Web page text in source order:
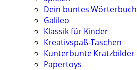
Dein buntes Wörterbuch
Galileo
Klassik für Kinder
Kreativspaß-Taschen
Kunterbunte Kratzbilder
Papertoys